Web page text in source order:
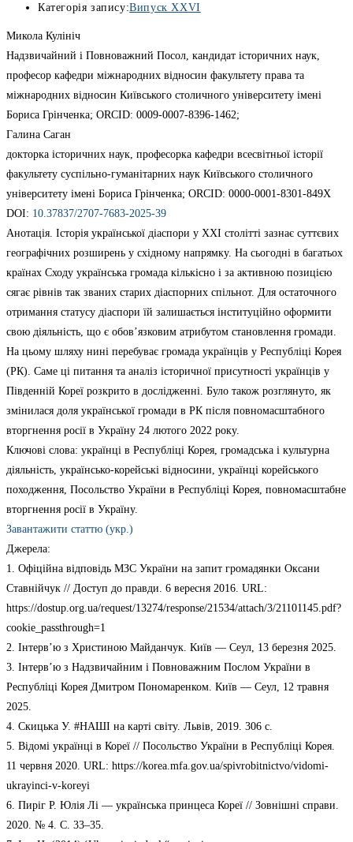
Категорія запису:Випуск ХХVІ
Микола Кулініч
Надзвичайний і Повноважний Посол, кандидат історичних наук,
професор кафедри міжнародних відносин факультету права та
міжнародних відносин Київського столичного університету імені
Бориса Грінченка; ORCID: 0009-0007-8396-1462;
Галина Саган
докторка історичних наук, професорка кафедри всесвітньої історії
факультету суспільно-гуманітарних наук Київського столичного
університету імені Бориса Грінченка; ORCID: 0000-0001-8301-849Х
DOI: 10.37837/2707-7683-2025-39
Анотація. Історія української діаспори у ХХІ столітті зазнає суттєвих
географічних розширень у східному напрямку. На сьогодні в багатьох
країнах Сходу українська громада кількісно і за активною позицією
сягає рівнів так званих старих діаспорних спільнот. Для остаточного
отримання статусу діаспори їй залишається інституційно оформити
свою діяльність, що є обов’язковим атрибутом становлення громади.
На цьому шляху нині перебуває громада українців у Республіці Корея
(РК). Саме ці питання та аналіз історичної присутності українців у
Південній Кореї розкрито в дослідженні. Було також розглянуто, як
змінилася доля української громади в РК після повномасштабного
вторгнення росії в Україну 24 лютого 2022 року.
Ключові слова: українці в Республіці Корея, громадська і культурна
діяльність, українсько-корейські відносини, українці корейського
походження, Посольство України в Республіці Корея, повномасштабне
вторгнення росії в Україну.
Завантажити статтю (укр.)
Джерела:
1. Офіційна відповідь МЗС України на запит громадянки Оксани
Ставнійчук // Доступ до правди. 6 вересня 2016. URL:
https://dostup.org.ua/request/13274/response/21534/attach/3/21101145.pdf?
cookie_passthrough=1
2. Інтерв’ю з Христиною Майданчук. Київ — Сеул, 13 березня 2025.
3. Інтерв’ю з Надзвичайним і Повноважним Послом України в
Республіці Корея Дмитром Пономаренком. Київ — Сеул, 12 травня
2025.
4. Скицька У. #НАШІ на карті світу. Львів, 2019. 306 с.
5. Відомі українці в Кореї // Посольство України в Республіці Корея.
11 червня 2020. URL: https://korea.mfa.gov.ua/spivrobitnictvo/vidomi-
ukrayinci-v-koreyi
6. Пиріг Р. Юлія Лі — українська принцеса Кореї // Зовнішні справи.
2020. № 4. С. 33–35.